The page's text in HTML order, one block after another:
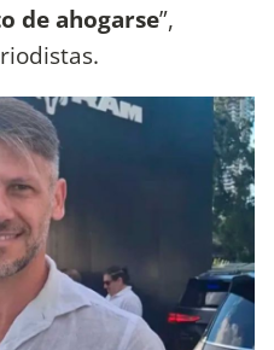
de ahogarse”,